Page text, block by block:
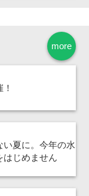
more
い夏に。今年の水
はじめません